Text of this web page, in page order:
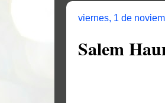
viernes, 1 de
Salem